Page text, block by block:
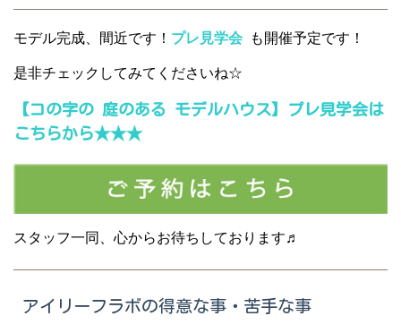
モデル完成、間近です！ プレ見学会 も開催予定です！
是非チェックしてみてくださいね☆
【コの字の 庭のある モデルハウス】プレ見学会は
こちらから★★★
スタッフ一同、心からお待ちしております♬
アイリーフラボの得意な事・苦手な事